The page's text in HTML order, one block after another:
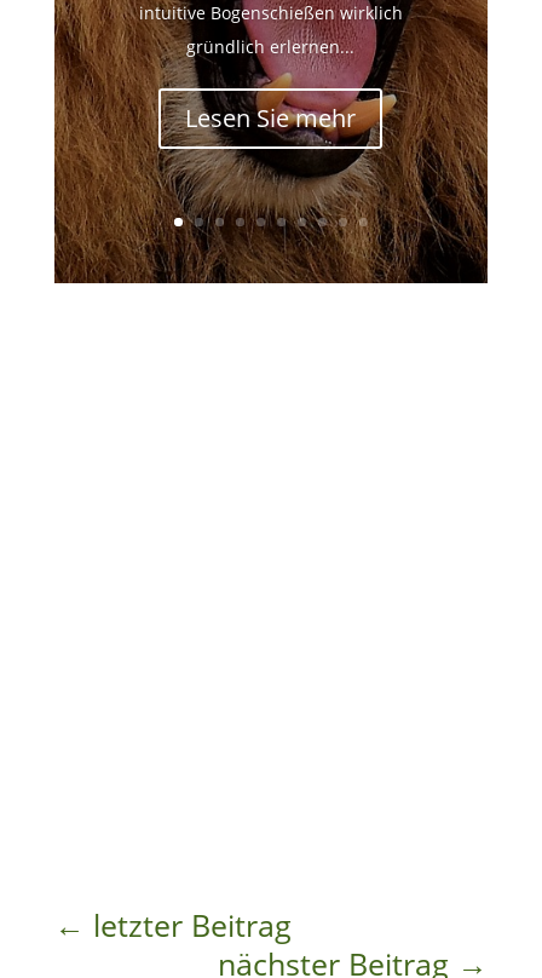
intuitive Bogenschießen wirklich
gründlich erlernen...
Lesen Sie mehr
← letzter Beitrag
nächster Beitrag →